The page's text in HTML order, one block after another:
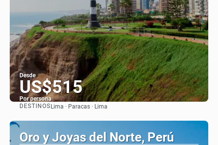
Desde
US$515
Por persona
DESTINOSLima · Paracas · Lima
Oro y Joyas del Norte, Perú